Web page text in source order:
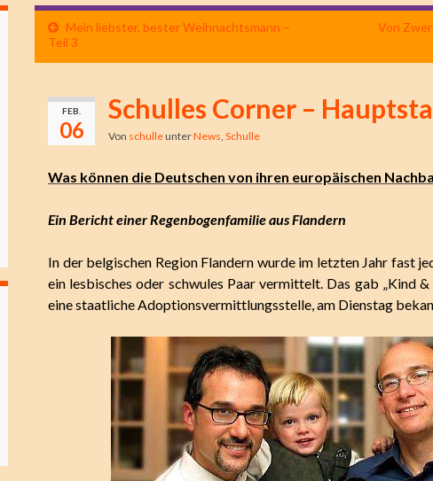
Mein liebster, bester Weihnachtsmann –
Teil 3
Von
FEB.
06
Schulles Corner –
Von schulleunterNews, Schulle
Was können die Deutschen von ihren europäischen
Ein Bericht einer Regenbogenfamilie aus Flandern
In der belgischen Region Flandern wurde im letzten Jahr fast
ein lesbisches oder schwules Paar vermittelt. Das gab „Kind &
eine staatliche Adoptionsvermittlungsstelle, am Dienstag